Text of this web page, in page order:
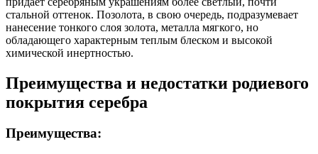
стальной оттенок. Позолота, в свою очередь, подразумевает
нанесение тонкого слоя золота, металла мягкого, но
обладающего характерным теплым блеском и высокой
химической инертностью.
Преимущества и недостатки родиевого
покрытия серебра
Преимущества: